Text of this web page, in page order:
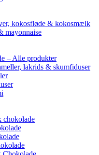
kokosfløde & kokosmælk
mayonnaise
– Alle produkter
lakrids & skumfiduser
chokolade